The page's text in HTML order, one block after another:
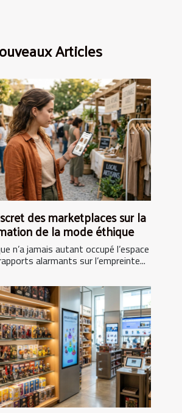
Articles
des marketplaces sur la
de la mode éthique
n’a jamais autant occupé l’espace
alarmants sur l’empreinte...